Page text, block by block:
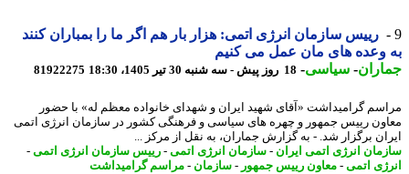
رییس سازمان انرژی اتمی: هزار بار هم اگر ما را بمباران کنند
وعده های مان عمل می کنیم
- سیاسی-18 روز پیش - سه شنبه 30 تیر 1405، 18:30 81922275
گرامیداشت «آقای شهید ایران و شهدای خانواده معظم له» با حضور
رییس جمهور و چهره های سیاسی و فرهنگی کشور در سازمان انرژی اتمی
برگزار شد. - به گزارش جماران، به نقل از مرکز ...
انرژی اتمی ایران - سازمان انرژی اتمی -رییس سازمان انرژی اتمی -
اتمی -معاون رییس جمهور-سازمان -مراسم گرامیداشت